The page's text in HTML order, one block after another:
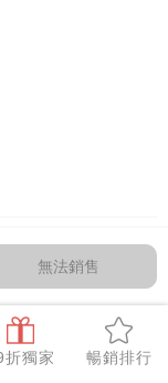
折獨家 暢銷排行
無法銷售